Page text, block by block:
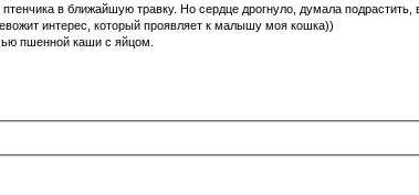
в ближайшую травку. Но сердце дрогнуло, думала
интерес, который проявляет к малышу моя кошка))
пшенной каши с яйцом.